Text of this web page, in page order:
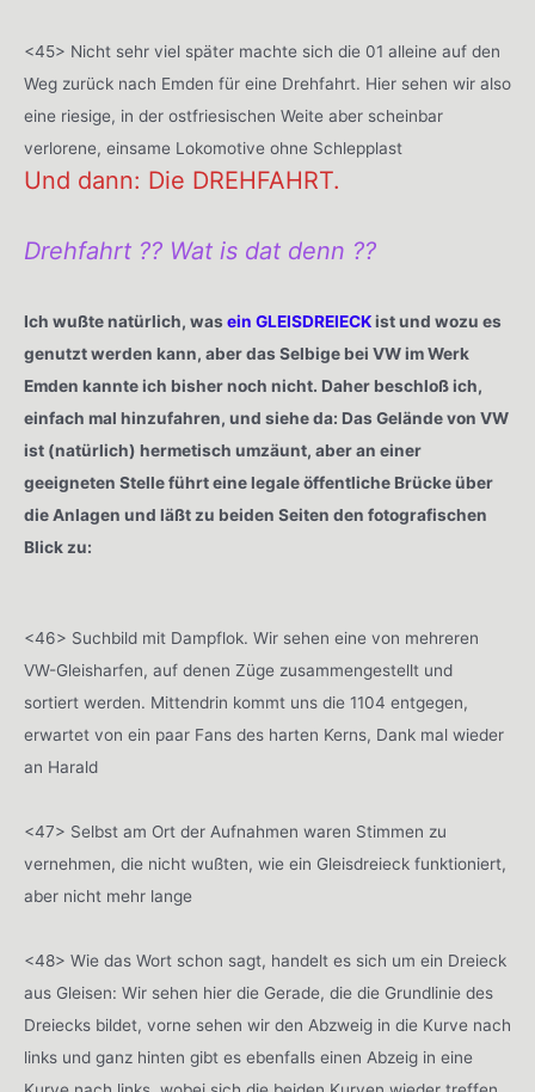
<45> Nicht sehr viel später machte sich die 01 alleine auf den
Weg zurück nach Emden für eine Drehfahrt. Hier sehen wir also
eine riesige, in der ostfriesischen Weite aber scheinbar
verlorene, einsame Lokomotive ohne Schlepplast
Und dann: Die DREHFAHRT.
Drehfahrt ?? Wat is dat denn ??
Ich wußte natürlich, was ein GLEISDREIECKist und wozu es
genutzt werden kann, aber das Selbige bei VW im Werk
Emden kannte ich bisher noch nicht. Daher beschloß ich,
einfach mal hinzufahren, und siehe da: Das Gelände von VW
ist (natürlich) hermetisch umzäunt, aber an einer
geeigneten Stelle führt eine legale öffentliche Brücke über
die Anlagen und läßt zu beiden Seiten den fotografischen
Blick zu:
<46> Suchbild mit Dampflok. Wir sehen eine von mehreren
VW-Gleisharfen, auf denen Züge zusammengestellt und
sortiert werden. Mittendrin kommt uns die 1104 entgegen,
erwartet von ein paar Fans des harten Kerns, Dank mal wieder
an Harald
<47> Selbst am Ort der Aufnahmen waren Stimmen zu
vernehmen, die nicht wußten, wie ein Gleisdreieck funktioniert,
aber nicht mehr lange
<48> Wie das Wort schon sagt, handelt es sich um ein Dreieck
aus Gleisen: Wir sehen hier die Gerade, die die Grundlinie des
Dreiecks bildet, vorne sehen wir den Abzweig in die Kurve nach
links und ganz hinten gibt es ebenfalls einen Abzeig in eine